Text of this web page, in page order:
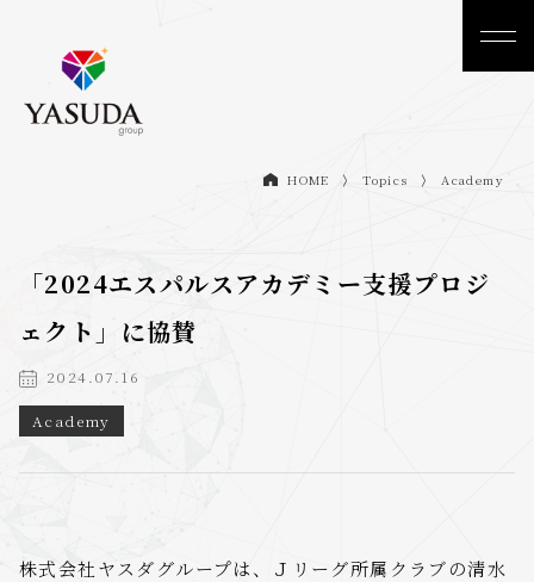
HOME Topics Academy
「2024エスパルスアカデミー支援プロジ
ェクト」に協賛
2024.07.16
Academy
株式会社ヤスダグループは、Ｊリーグ所属クラブの清水